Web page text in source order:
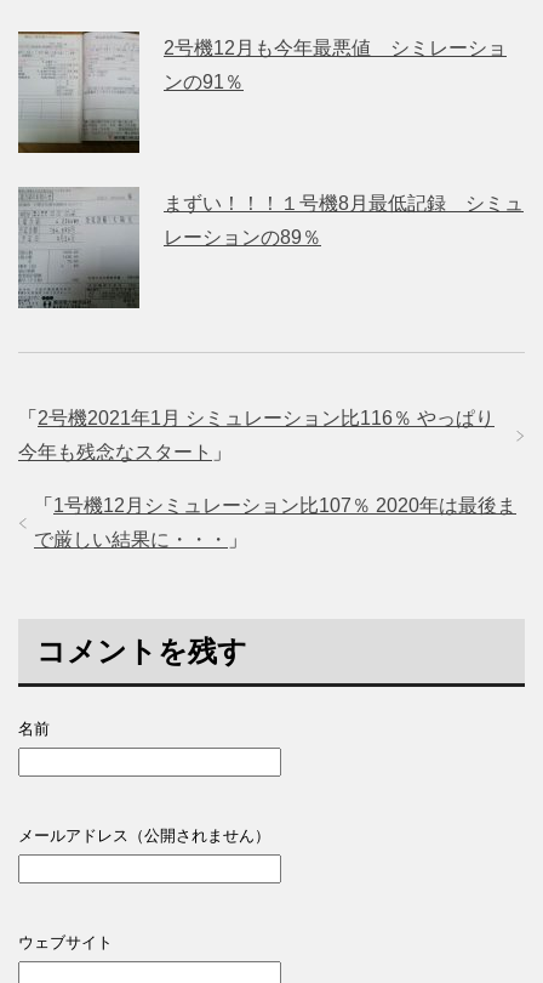
2号機12月も今年最悪値 シミレーショ
ンの91％
まずい！！！１号機8月最低記録 シミュ
レーションの89％
「 2号機2021年1月 シミュレーション比116％ やっぱり
今年も残念なスタート 」
「 1号機12月シミュレーション比107％ 2020年は最後ま
で厳しい結果に・・・
」
コメントを残す
名前
メールアドレス（公開されません）
ウェブサイト